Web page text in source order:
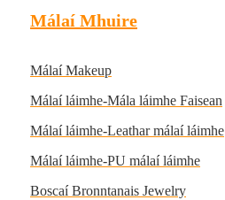
Málaí Mhuire
Málaí Makeup
Málaí láimhe-Mála láimhe Faisean
Málaí láimhe-Leathar málaí láimhe
Málaí láimhe-PU málaí láimhe
Boscaí Bronntanais Jewelry